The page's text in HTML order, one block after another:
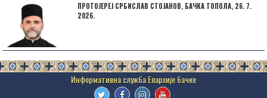
ПРОТОЈЕРЕЈ СРБИСЛАВ СТОЈАНОВ, БАЧКА ТОПОЛА, 26. 7.
2026.